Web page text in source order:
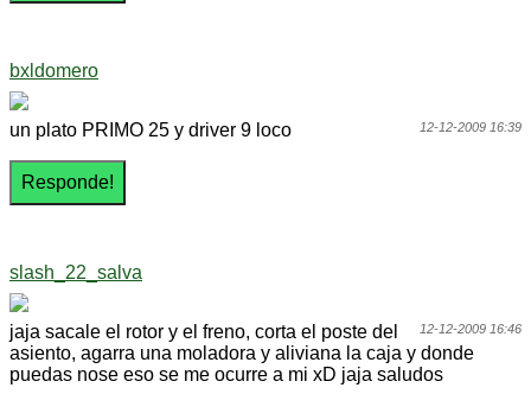
bxldomero
12-12-2009 16:39
un plato PRIMO 25 y driver 9 loco
slash_22_salva
12-12-2009 16:46
jaja sacale el rotor y el freno, corta el poste del
asiento, agarra una moladora y aliviana la caja y donde
puedas nose eso se me ocurre a mi xD jaja saludos